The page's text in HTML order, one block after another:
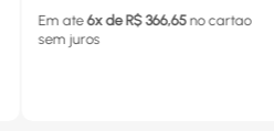
Em ate 6x de R$ 366,65 no cartao
sem juros